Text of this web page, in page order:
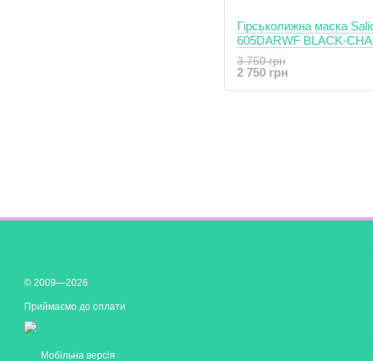
Гірськолижна маска Salice 2018-19
605DARWF BLACK-
SONAR
3 750 грн
2 750 грн
© 2009—2026
Приймаємо до оплати
Мобільна версія